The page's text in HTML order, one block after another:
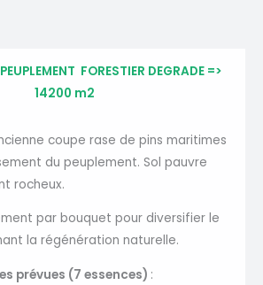
FORESTIER DEGRADE =>
14200 m2
coupe rase de pins maritimes
du peuplement. Sol pauvre
rocheux.
par bouquet pour diversifier le
la régénération naturelle.
prévues (7 essences) :